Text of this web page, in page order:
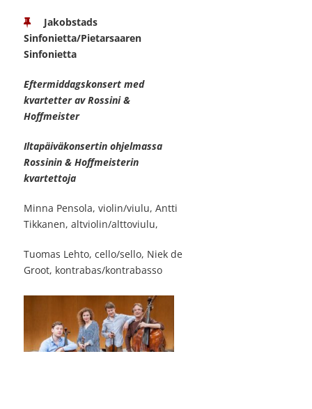
Jakobstads
Sinfonietta/Pietarsaaren
Sinfonietta
Eftermiddagskonsert med
kvartetter av Rossini &
Hoffmeister
Iltapäiväkonsertin ohjelmassa
Rossinin & Hoffmeisterin
kvartettoja
Minna Pensola, violin/viulu, Antti
Tikkanen, altviolin/alttoviulu,
Tuomas Lehto, cello/sello, Niek de
Groot, kontrabas/kontrabasso